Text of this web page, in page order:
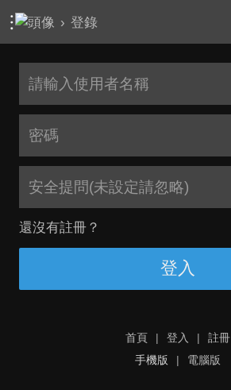
› 登錄
安全提問(未設定請忽略)
還沒有註冊？
登入
首頁 | 登入 |
註冊
手機版
| 電腦版